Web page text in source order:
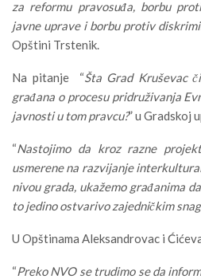
za reformu pravosuđa, borbu
javne uprave i borbu protiv
Opštini Trstenik.
Na pitanje “Šta Grad Kruševac
građana o procesu pridruživanja
javnosti u tom pravcu?” u Gradskoj
“Nastojimo da kroz razne
usmerene na razvijanje
nivou grada, ukažemo građanima
to jedino ostvarivo zajedničkim
U Opštinama Aleksandrovac i
“Preko NVO se trudimo se da